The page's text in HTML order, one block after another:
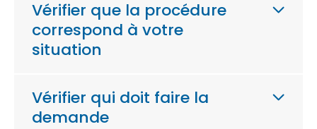
Vérifier que la procédure
correspond à votre
situation
Vérifier qui doit faire la
demande